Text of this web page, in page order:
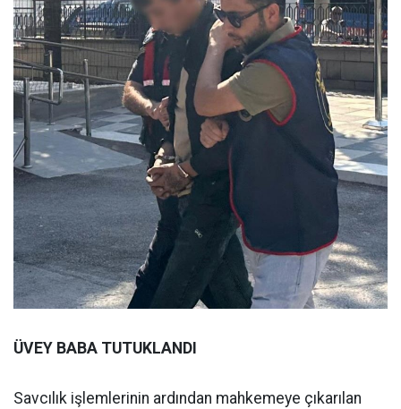
ÜVEY BABA TUTUKLANDI
Savcılık işlemlerinin ardından mahkemeye çıkarılan